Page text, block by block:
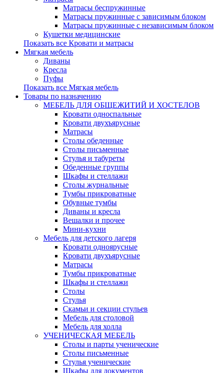
Матрасы беспружинные
Матрасы пружинные с зависимым блоком
Матрасы пружинные с независимым блоком
Кушетки медицинские
Показать все Кровати и матрасы
Мягкая мебель
Диваны
Кресла
Пуфы
Показать все Мягкая мебель
Товары по назначению
МЕБЕЛЬ ДЛЯ ОБЩЕЖИТИЙ И ХОСТЕЛОВ
Кровати односпальные
Кровати двухъярусные
Матрасы
Столы обеденные
Столы письменные
Стулья и табуреты
Обеденные группы
Шкафы и стеллажи
Столы журнальные
Тумбы прикроватные
Обувные тумбы
Диваны и кресла
Вешалки и прочее
Мини-кухни
Мебель для детского лагеря
Кровати одноярусные
Кровати двухъярусные
Матрасы
Тумбы прикроватные
Шкафы и стеллажи
Столы
Стулья
Скамьи и секции стульев
Мебель для столовой
Мебель для холла
УЧЕНИЧЕСКАЯ МЕБЕЛЬ
Столы и парты ученические
Столы письменные
Стулья ученические
Шкафы для документов